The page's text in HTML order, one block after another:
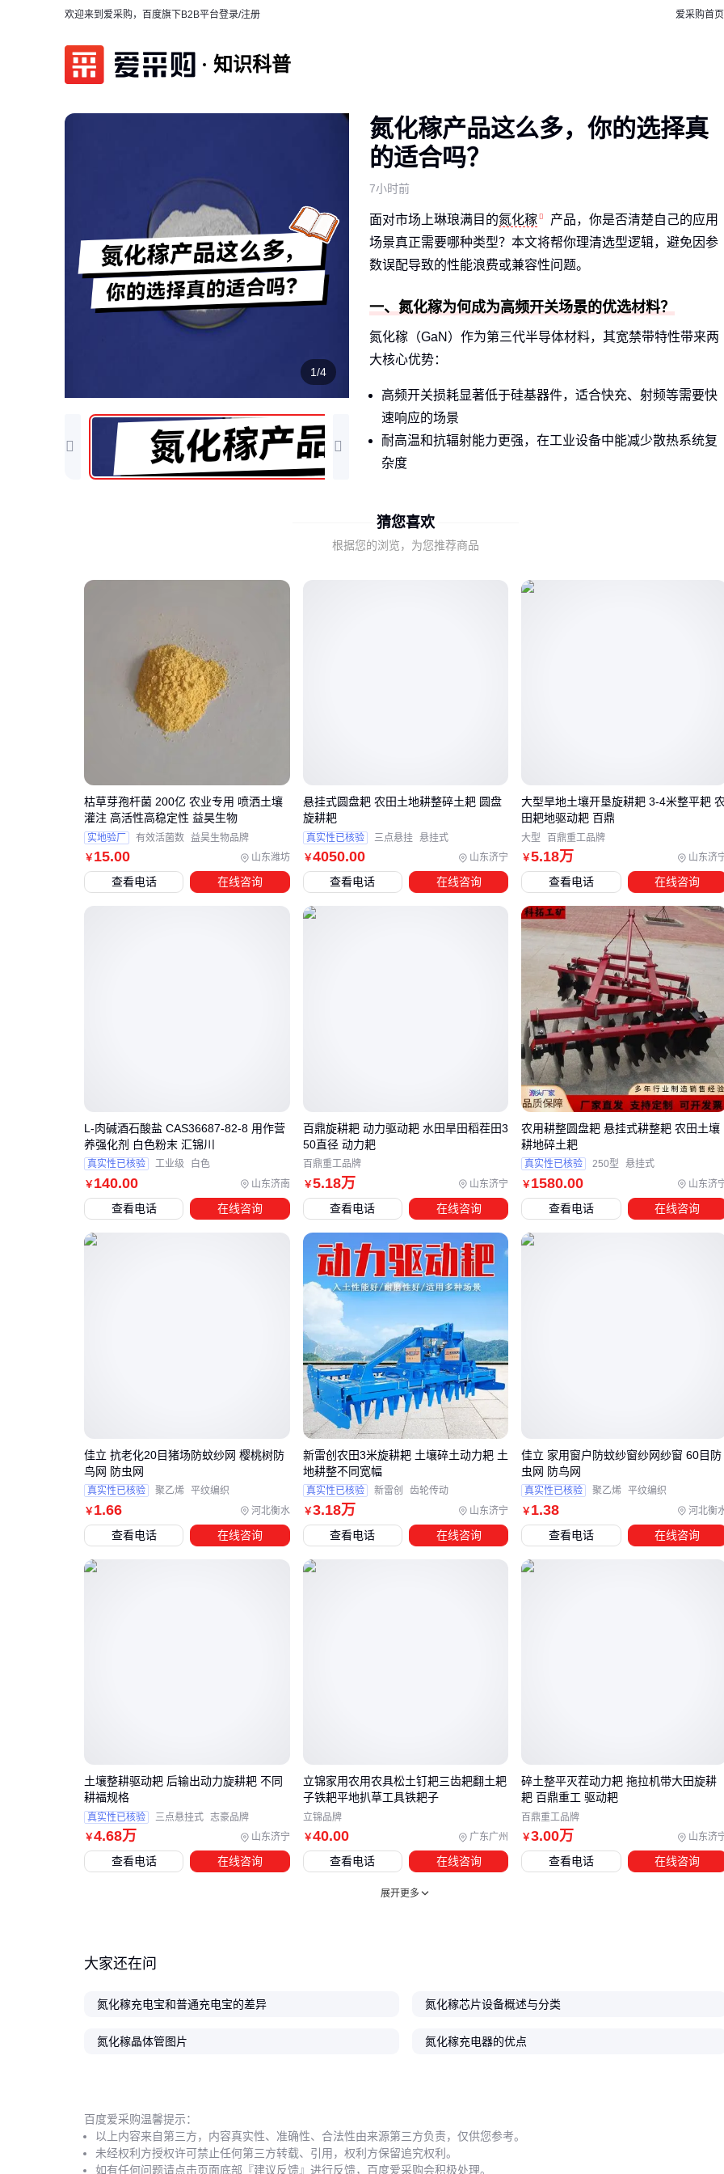
欢迎来到爱采购，百度旗下B2B平台登录/注册 爱采购首页
知识科普
1/4
氮化稼产品这么多，你的选择真
的适合吗？
7小时前
面对市场上琳琅满目的氮化稼
产品，你是否清楚自己的应用
场景真正需要哪种类型？本文将帮你理清选型逻辑，避免因参
数误配导致的性能浪费或兼容性问题。
一、氮化稼为何成为高频开关场景的优选材料？
氮化稼（GaN）作为第三代半导体材料，其宽禁带特性带来两
大核心优势：
高频开关损耗显著低于硅基器件，适合快充、射频等需要快
速响应的场景
耐高温和抗辐射能力更强，在工业设备中能减少散热系统复
杂度
更关注高频效率，而工业MOS管侧重长期稳定性。
理解这些基础特性差异，是避免将消费级氮化稼误用于工业环
护不足的风险；而消费电子厂商选用工业级MOS管则会徒增设
计成本。
三、如何根据应用场景选择氮化稼产品类型？
类型在功率处理、频率响应和散热性能上存在明显差异，错误
高频射频应用：如5G基站或雷达系统，需要关注氮化稼射频
器件的频率范围和隔离度，此时HEMT结构的蓝宝石基外延
高功率电力电子：如工业变频器或电动汽车充电模块，应优
先考虑氮化稼功率器件的耐压能力和热稳定性，碳化硅基外
的禁带宽度和发光效率，此时要重点考察外延片的晶体质量
衬底材料的选择直接影响氮化稼产品的最终性能。蓝宝石衬底
成本较低但导热性一般，适合对散热要求不严苛的消费电子；
碳化硅衬底
虽然价格较高，但其优异的导热性能更适合高功
率密度场景。在选型时需要权衡初期采购成本和长期运行稳定
性。
当标准产品无法满足特殊需求时，可考虑定制化方案。例如需
要异形切割的外延片，或特定晶向的
通常需要提前确认最小起订量和生产工艺细节。但定制化方案
的交货周期和成本会明显高于标准品，适合有明确技术指标的
批量采购。
选型完成后，还需要评估配套设备的兼容性。不同封装形式的
氮化稼器件对PCB板材、散热设计和驱动电路都有特定要求，
这些因素将直接影响最终系统的可靠性和维护成本。
四、氮化稼设备配套，这些细节可能被你忽略了
搭配带有压力反馈功能的半导体测试仪
高频测试时需注意电磁屏蔽，避免信号干扰影响参数准确性
清洗设备应选择化学兼容性更强的材质，普通不锈钢槽体可
能被氮化稼工艺中使用的腐蚀性试剂损伤
例如用普通金属镊子直接夹取晶圆，不仅可能划伤氮化稼表
日常维护中需特别注意：
猜您喜欢
根据您的浏览，为您推荐商品
￥ 15.00 山东潍坊
枯草芽孢杆菌 200亿 农业专用 喷洒土壤
灌注 高活性高稳定性 益昊生物
实地验厂 有效活菌数 益昊生物品牌
查看电话 在线咨询
￥4050.00 山东济宁
悬挂式圆盘耙 农田土地耕整碎土耙 圆盘
旋耕耙
真实性已核验 三点悬挂 悬挂式
查看电话 在线咨询
￥5.18万 山东济
大型旱地土壤开垦旋耕耙 3-4米整平耙
田耙地驱动耙 百鼎
大型 百鼎重工品牌
查看电话 在线咨询
￥ 140.00 山东济南
L-肉碱酒石酸盐 CAS36687-82-8 用作营
养强化剂 白色粉末 汇锦川
真实性已核验 工业级 白色
查看电话 在线咨询
￥5.18万 山东济宁
百鼎旋耕耙 动力驱动耙 水田旱田稻茬田3
50直径 动力耙
百鼎重工品牌
查看电话 在线咨询
￥ 1580.00 山东济
农用耕整圆盘耙 悬挂式耕整耙 农田土壤
耕地碎土耙
真实性已核验 250型 悬挂式
查看电话 在线咨询
￥1.66 河北衡水
佳立 抗老化20目猪场防蚊纱网 樱桃树防
鸟网 防虫网
真实性已核验 聚乙烯 平纹编织
查看电话 在线咨询
￥3.18万 山东济宁
新雷创农田3米旋耕耙 土壤碎土动力耙 土
地耕整不同宽幅
真实性已核验 新雷创 齿轮传动
查看电话 在线咨询
￥1.38 河北衡
佳立 家用窗户防蚊纱窗纱网纱窗 60目防
虫网 防鸟网
真实性已核验 聚乙烯 平纹编织
查看电话 在线咨询
￥4.68万 山东济宁
土壤整耕驱动耙 后输出动力旋耕耙 不同
耕福规格
真实性已核验 三点悬挂式 志豪品牌
查看电话 在线咨询
￥40.00 广东广州
立锦家用农用农具松土钉耙三齿耙翻土耙
子铁耙平地扒草工具铁耙子
立锦品牌
查看电话 在线咨询
￥3.00万 山东济
碎土整平灭茬动力耙 拖拉机带大田旋耕
耙 百鼎重工 驱动耙
百鼎重工品牌
查看电话 在线咨询
展开更多
大家还在问
氮化稼充电宝和普通充电宝的差异 氮化稼芯片设备概述与分类
氮化稼晶体管图片 氮化稼充电器的优点
百度爱采购温馨提示：
以上内容来自第三方，内容真实性、准确性、合法性由来源第三方负责，仅供您参考。
未经权利方授权许可禁止任何第三方转载、引用，权利方保留追究权利。
如有任何问题请点击页面底部『建议反馈』进行反馈，百度爱采购会积极处理。